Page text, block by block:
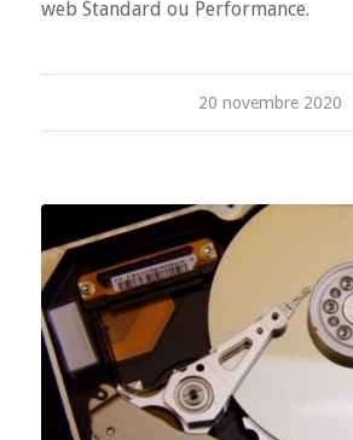
web Standard ou Performance.
20 novembre 2020